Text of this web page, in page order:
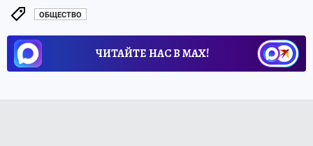
ОБЩЕСТВО
ЧИТАЙТЕ НАС В МАХ!